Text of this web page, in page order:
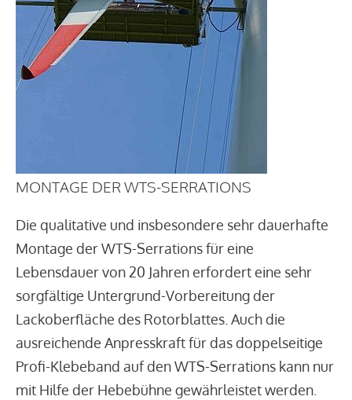
MONTAGE DER WTS-SERRATIONS
Die qualitative und insbesondere sehr dauerhafte
Montage der WTS-Serrations für eine
Lebensdauer von 20 Jahren erfordert eine sehr
sorgfältige Untergrund-Vorbereitung der
Lackoberfläche des Rotorblattes. Auch die
ausreichende Anpresskraft für das doppelseitige
Profi-Klebeband auf den WTS-Serrations kann nur
mit Hilfe der Hebebühne gewährleistet werden.